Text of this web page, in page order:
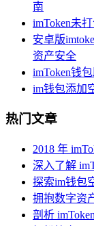
南
imToken未
安卓版
资产安全
imToken钱
im钱包添加
热门文章
2018 年
深入了解
探索im钱包
拥抱数字资
剖析